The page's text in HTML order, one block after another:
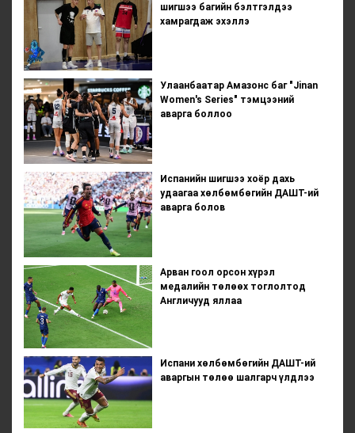
шигшээ багийн бэлтгэлдээ
хамрагдаж эхэллэ
Улаанбаатар Амазонс баг "Jinan
Women's Series" тэмцээний
аварга боллоо
Испанийн шигшээ хоёр дахь
удаагаа хөлбөмбөгийн ДАШТ-ий
аварга болов
Арван гоол орсон хүрэл
медалийн төлөөх тоглолтод
Англичууд яллаа
Испани хөлбөмбөгийн ДАШТ-ий
аваргын төлөө шалгарч үлдлээ